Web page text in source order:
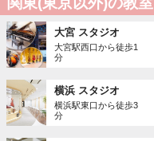
大宮 スタジオ
大宮駅西口から徒歩1
分
横浜 スタジオ
横浜駅東口から徒歩3
分